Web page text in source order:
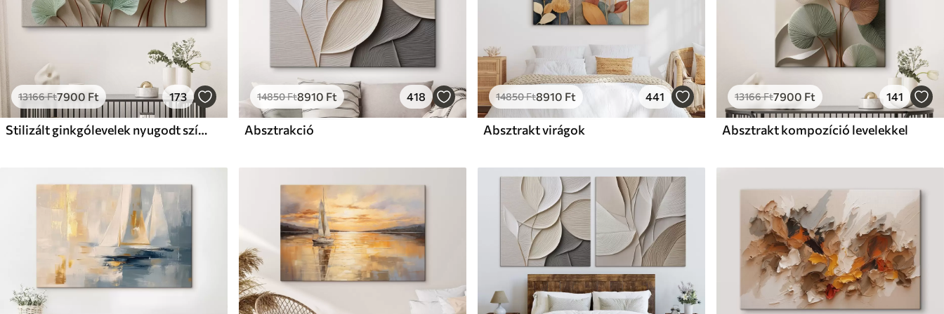
13166Ft7900 Ft 173
Stilizált ginkgólevelek nyugodt színekben
14850Ft8910 Ft 418
Absztrakció
14850Ft8910 Ft 441
Absztrakt virágok
13166Ft7900 Ft 141
Absztrakt kompozíció levelekkel